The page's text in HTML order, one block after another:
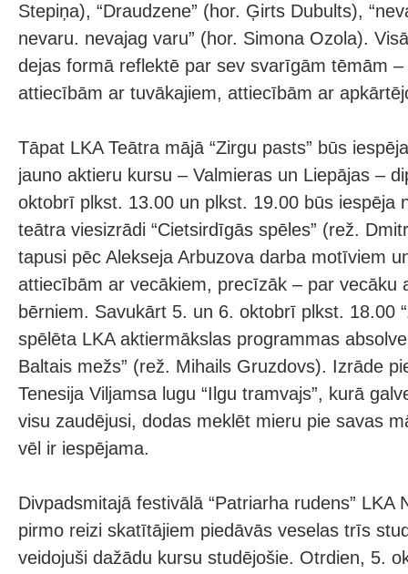
Stepiņa), “Draudzene” (hor. Ģirts Dubults),
nevaru. nevajag varu” (hor. Simona Ozola).
dejas formā reflektē par sev svarīgām tēmām
attiecībām ar tuvākajiem, attiecībām ar
Tāpat LKA Teātra mājā “Zirgu pasts” būs
jauno aktieru kursu – Valmieras un Liepājas –
oktobrī plkst. 13.00 un plkst. 19.00 būs iespēja
teātra viesizrādi “Cietsirdīgās spēles” (rež.
tapusi pēc Alekseja Arbuzova darba motīviem
attiecībām ar vecākiem, precīzāk – par vecāku
bērniem. Savukārt 5. un 6. oktobrī plkst. 18.00
spēlēta LKA aktiermākslas programmas
Baltais mežs” (rež. Mihails Gruzdovs). Izrāde
Tenesija Viljamsa lugu “Ilgu tramvajs”, kurā
visu zaudējusi, dodas meklēt mieru pie savas
vēl ir iespējama.
Divpadsmitajā festivālā “Patriarha rudens” LKA
pirmo reizi skatītājiem piedāvās veselas trīs
veidojuši dažādu kursu studējošie. Otrdien, 5.